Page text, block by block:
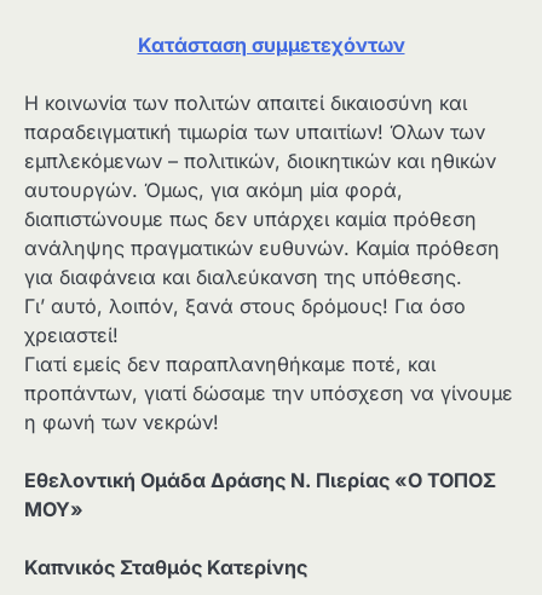
Κατάσταση συμμετεχόντων
Η κοινωνία των πολιτών απαιτεί δικαιοσύνη και
παραδειγματική τιμωρία των υπαιτίων! Όλων των
εμπλεκόμενων – πολιτικών, διοικητικών και ηθικών
αυτουργών. Όμως, για ακόμη μία φορά,
διαπιστώνουμε πως δεν υπάρχει καμία πρόθεση
ανάληψης πραγματικών ευθυνών. Καμία πρόθεση
για διαφάνεια και διαλεύκανση της υπόθεσης.
Γι’ αυτό, λοιπόν, ξανά στους δρόμους! Για όσο
χρειαστεί!
Γιατί εμείς δεν παραπλανηθήκαμε ποτέ, και
προπάντων, γιατί δώσαμε την υπόσχεση να γίνουμε
η φωνή των νεκρών!
Εθελοντική Ομάδα Δράσης Ν. Πιερίας «Ο ΤΟΠΟΣ
ΜΟΥ»
Καπνικός Σταθμός Κατερίνης